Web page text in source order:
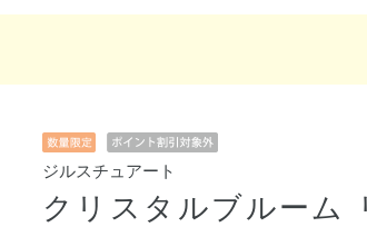
ジルスチュアート
クリスタルブルーム